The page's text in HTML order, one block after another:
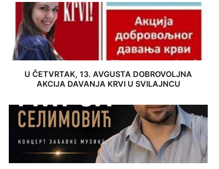
U ČETVRTAK, 13. AVGUSTA DOBROVOLJNA
AKCIJA DAVANJA KRVI U SVILAJNCU